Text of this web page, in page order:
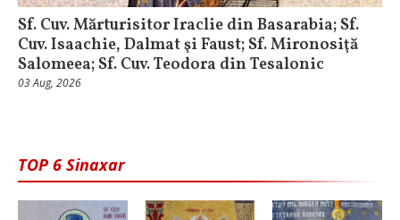
Sf. Cuv. Mărturisitor Iraclie din Basarabia; Sf.
Cuv. Isaachie, Dalmat şi Faust; Sf. Mironosiţă
Salomeea; Sf. Cuv. Teodora din Tesalonic
03 Aug, 2026
TOP 6 Sinaxar